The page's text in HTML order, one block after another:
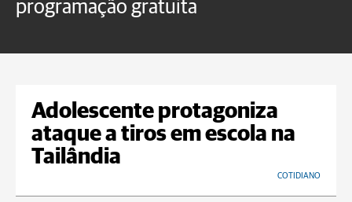
programação gratuita
Adolescente protagoniza
ataque a tiros em escola na
Tailândia
COTIDIANO